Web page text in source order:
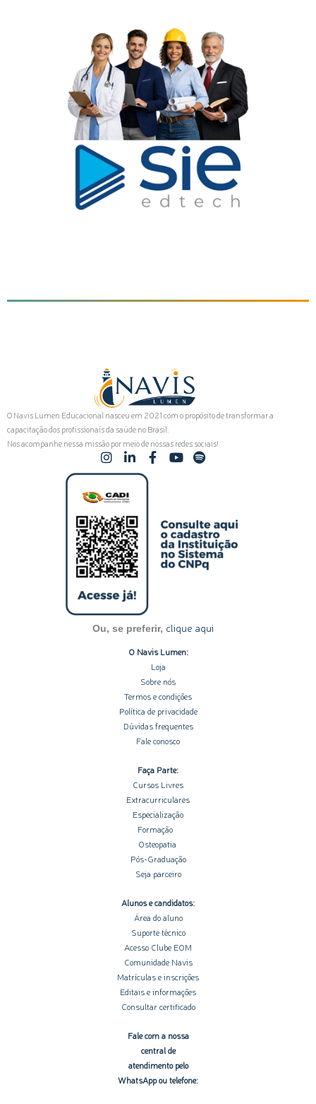
O Navis Lumen Educacional nasceu em 2021 com o propósito de transformar a
capacitação dos profissionais da saúde no Brasil.
Nos acompanhe nessa missão por meio de nossas redes sociais!
I
n
t
a
g
r
a
m
L
i
k
e
d
i
n
-
i
n
F
a
Y
b
e
S
p
f
y
Ou, se preferir, clique aqui
O Navis Lumen:
Loja
Sobre nós
Termos e condições
Política de privacidade
Dúvidas frequentes
Fale conosco
Faça Parte:
Cursos Livres
Extracurriculares
Especialização
Formação
Osteopatia
Pós-Graduação
Seja parceiro
Alunos e candidatos:
Área do aluno
Suporte técnico
Acesso Clube EOM
Comunidade Navis
Matrículas e inscrições
Editais e informações
Consultar certificado
Fale com a nossa
central de
atendimento pelo
WhatsApp ou telefone: